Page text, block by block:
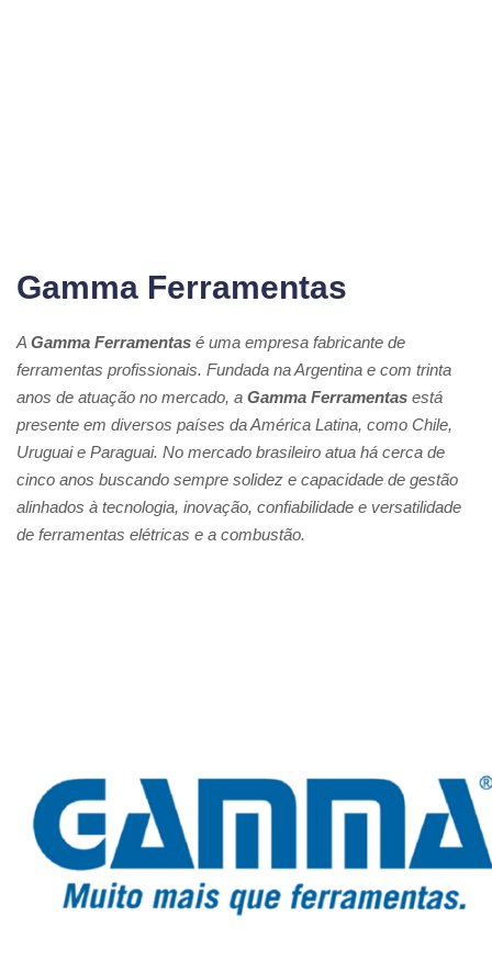
Gamma Ferramentas
A Gamma Ferramentas é uma empresa fabricante de
ferramentas profissionais. Fundada na Argentina e com trinta
anos de atuação no mercado, a Gamma Ferramentas está
presente em diversos países da América Latina, como Chile,
Uruguai e Paraguai. No mercado brasileiro atua há cerca de
cinco anos buscando sempre solidez e capacidade de gestão
alinhados à tecnologia, inovação, confiabilidade e versatilidade
de ferramentas elétricas e a combustão.